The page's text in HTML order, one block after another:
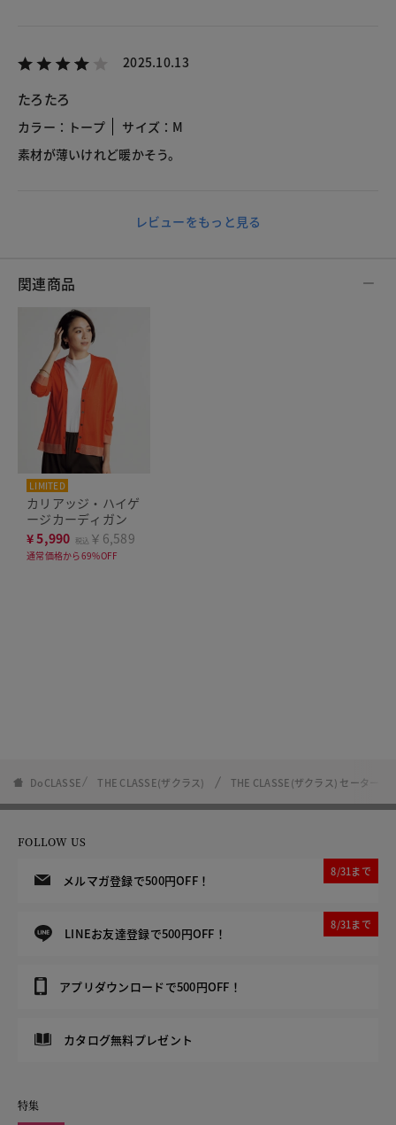
2025.10.13
たろたろ
カラー：トープ
サイズ：M
素材が薄いけれど暖かそう。
レビューをもっと見る
関連商品
LIMITED
THE CLASSE
カリアッジ・ハイゲ
ージカーディガン
¥5,990 税込 ￥6,589
通常価格から69%OFF
DoCLASSE THE CLASSE(ザクラス) THE CLASSE(ザクラス) セーター・
FOLLOW US
メルマガ登録で500円OFF！
8/31まで
LINEお友達登録で500円OFF！
8/31まで
アプリダウンロードで500円OFF！
カタログ無料プレゼント
特集